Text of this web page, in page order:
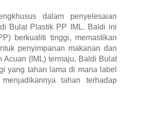
dalam penyelesaian
Bulat Plastik PP IML. Baldi ini
berkualiti tinggi, memastikan
penyimpanan makanan dan
(IML) termaju, Baldi Bulat
yang tahan lama di mana label
tahan terhadap